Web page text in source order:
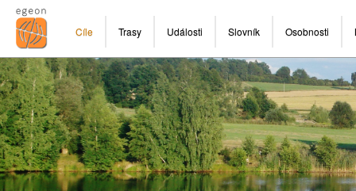
Cíle Trasy Události Slovník Osobnosti